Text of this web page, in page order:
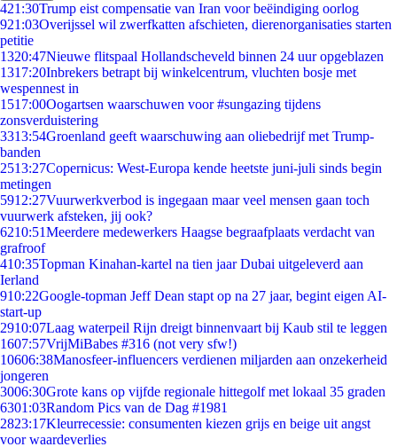
421:30Trump eist compensatie van Iran voor beëindiging oorlog
921:03Overijssel wil zwerfkatten afschieten, dierenorganisaties starten
petitie
1320:47Nieuwe flitspaal Hollandscheveld binnen 24 uur opgeblazen
1317:20Inbrekers betrapt bij winkelcentrum, vluchten bosje met
wespennest in
1517:00Oogartsen waarschuwen voor #sungazing tijdens
zonsverduistering
3313:54Groenland geeft waarschuwing aan oliebedrijf met Trump-
banden
2513:27Copernicus: West-Europa kende heetste juni-juli sinds begin
metingen
5912:27Vuurwerkverbod is ingegaan maar veel mensen gaan toch
vuurwerk afsteken, jij ook?
6210:51Meerdere medewerkers Haagse begraafplaats verdacht van
grafroof
410:35Topman Kinahan-kartel na tien jaar Dubai uitgeleverd aan
Ierland
910:22Google-topman Jeff Dean stapt op na 27 jaar, begint eigen AI-
start-up
2910:07Laag waterpeil Rijn dreigt binnenvaart bij Kaub stil te leggen
1607:57VrijMiBabes #316 (not very sfw!)
10606:38Manosfeer-influencers verdienen miljarden aan onzekerheid
jongeren
3006:30Grote kans op vijfde regionale hittegolf met lokaal 35 graden
6301:03Random Pics van de Dag #1981
2823:17Kleurrecessie: consumenten kiezen grijs en beige uit angst
voor waardeverlies